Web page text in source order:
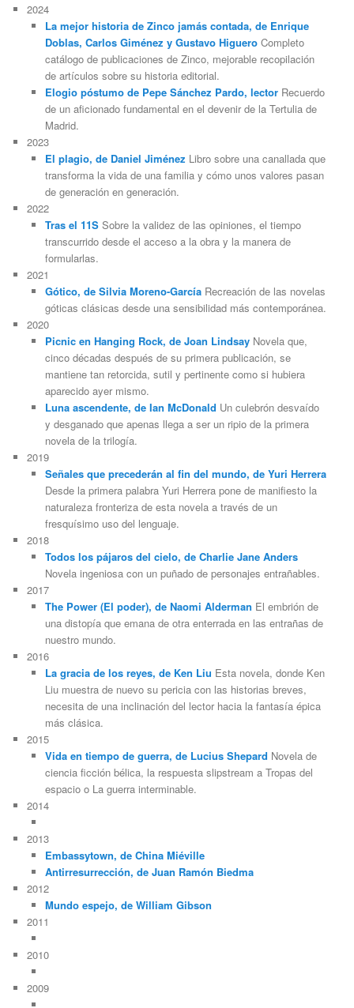
2024
La mejor historia de Zinco jamás contada, de Enrique
Doblas, Carlos Giménez y Gustavo HigueroCompleto
catálogo de publicaciones de Zinco, mejorable recopilación
de artículos sobre su historia editorial.
Elogio póstumo de Pepe Sánchez Pardo, lectorRecuerdo
de un aficionado fundamental en el devenir de la Tertulia de
Madrid.
2023
El plagio, de Daniel Jiménez Libro sobre una canallada que
transforma la vida de una familia y cómo unos valores pasan
de generación en generación.
2022
Tras el 11SSobre la validez de las opiniones, el tiempo
transcurrido desde el acceso a la obra y la manera de
formularlas.
2021
Gótico, de Silvia Moreno-GarcíaRecreación de las novelas
góticas clásicas desde una sensibilidad más contemporánea.
2020
Picnic en Hanging Rock, de Joan LindsayNovela que,
cinco décadas después de su primera publicación, se
mantiene tan retorcida, sutil y pertinente como si hubiera
aparecido ayer mismo.
Luna ascendente, de Ian McDonald Un culebrón desvaído
y desganado que apenas llega a ser un ripio de la primera
novela de la trilogía.
2019
Señales que precederán al fin del mundo, de Yuri Herrera
Desde la primera palabra Yuri Herrera pone de manifiesto la
naturaleza fronteriza de esta novela a través de un
fresquísimo uso del lenguaje.
2018
Todos los pájaros del cielo, de Charlie Jane Anders
Novela ingeniosa con un puñado de personajes entrañables.
2017
The Power (El poder), de Naomi Alderman El embrión de
una distopía que emana de otra enterrada en las entrañas de
nuestro mundo.
2016
La gracia de los reyes, de Ken Liu Esta novela, donde Ken
Liu muestra de nuevo su pericia con las historias breves,
necesita de una inclinación del lector hacia la fantasía épica
más clásica.
2015
Vida en tiempo de guerra, de Lucius Shepard Novela de
ciencia ficción bélica, la respuesta slipstream a Tropas del
espacio o La guerra interminable.
2014
2013
Embassytown, de China Miéville
Antirresurrección, de Juan Ramón Biedma
2012
Mundo espejo, de William Gibson
2011
2010
2009